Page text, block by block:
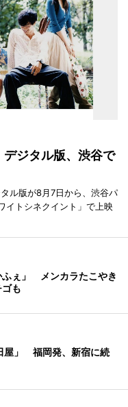
ジタル版、渋谷で
ル版が8月7日から、渋谷パ
イトシネクイント」で上映
ふぇ」 メンカラたこやき
も
屋」 福岡発、新宿に続